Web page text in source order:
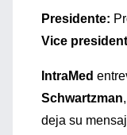
Presidente:
Vice
IntraMed
Schwartzman
deja su